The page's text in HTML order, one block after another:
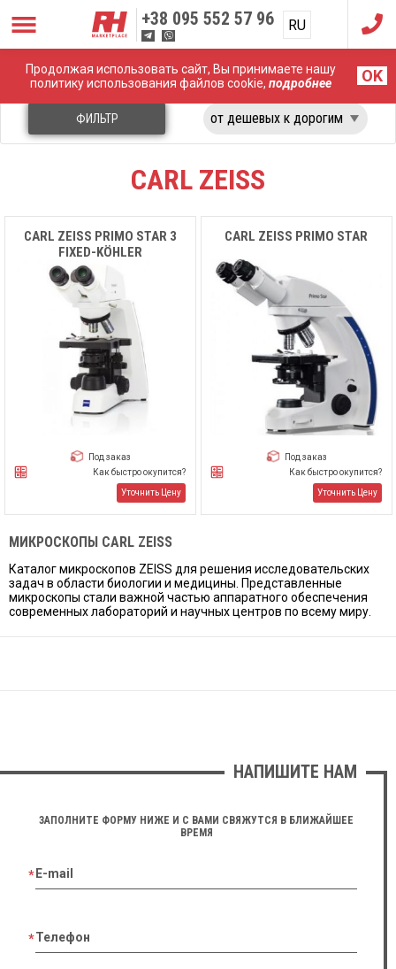
Продолжая использовать сайт, Вы принимаете нашу
политику использования файлов cookie, подробнее OK
+38 095 552 57 96 RU
UA
Главная Лабораторное оборудование Carl Zeiss
ФИЛЬТР
CARL ZEISS
CARL ZEISS PRIMO STAR 3
FIXED-KÖHLER
Под заказ
Как быстро окупится?
Уточнить Цену
CARL ZEISS PRIMO STAR
Под заказ
Как быстро окупится?
Уточнить Цену
МИКРОСКОПЫ CARL ZEISS
Каталог микроскопов ZEISS для решения исследовательских
задач в области биологии и медицины. Представленные
микроскопы стали важной частью аппаратного обеспечения
современных лабораторий и научных центров по всему миру.
НАПИШИТЕ НАМ
ЗАПОЛНИТЕ ФОРМУ НИЖЕ И С ВАМИ СВЯЖУТСЯ В БЛИЖАЙШЕЕ
ВРЕМЯ
E-mail
Телефон